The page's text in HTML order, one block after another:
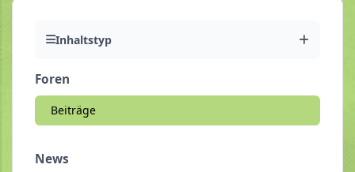
Inhaltstyp
Foren
Beiträge
News